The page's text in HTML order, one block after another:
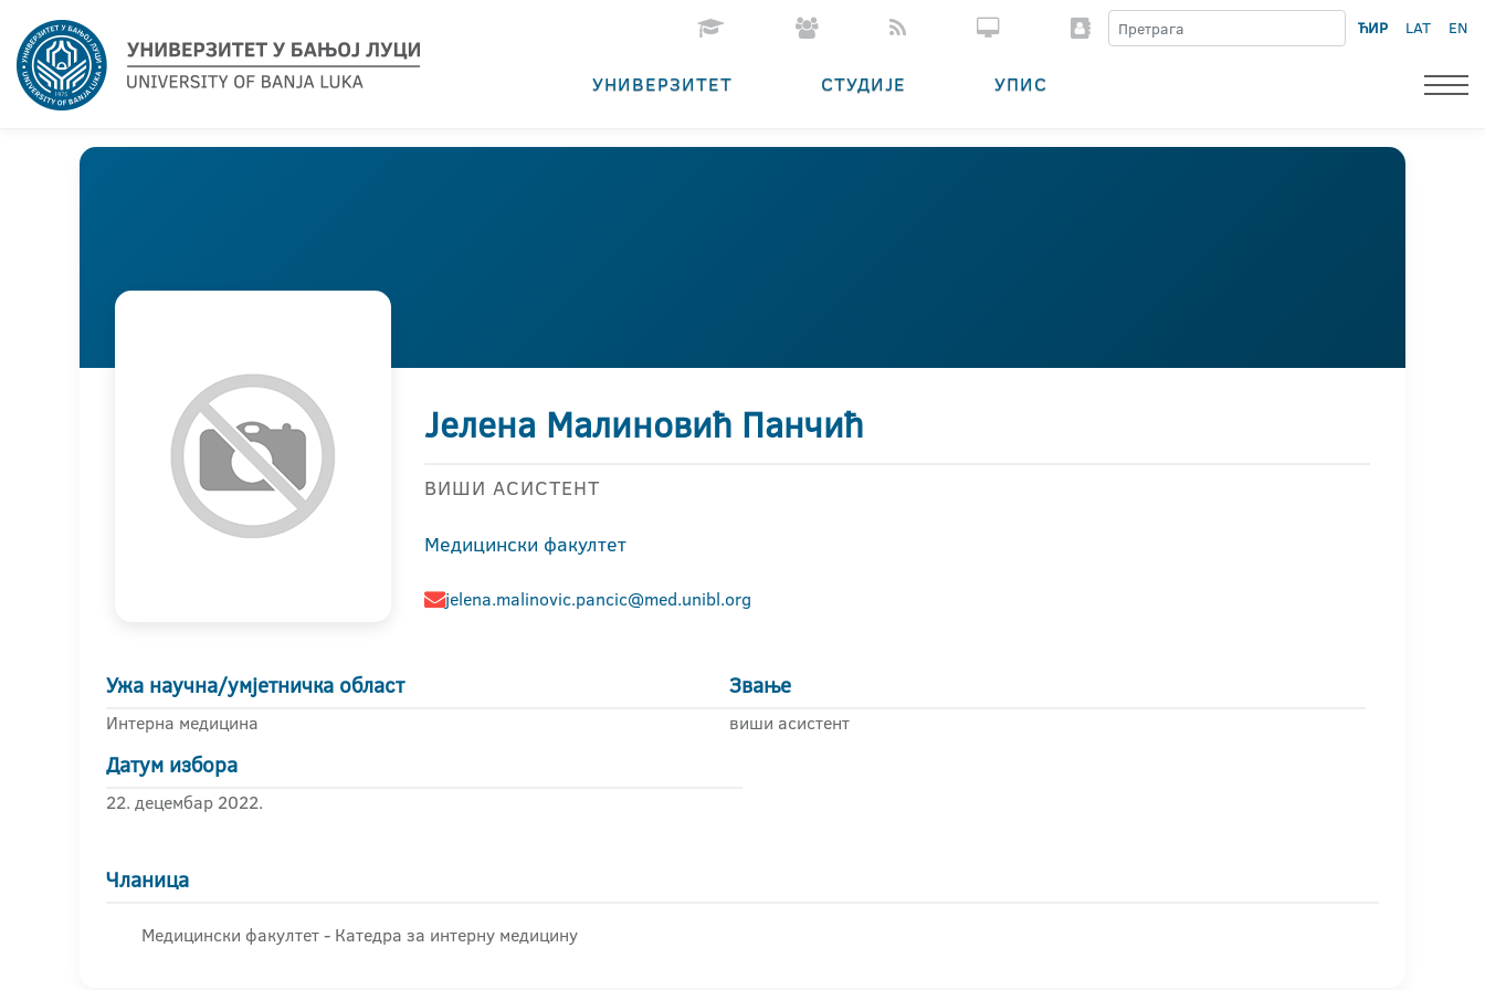
ЋИР LAT EN
УНИВЕРЗИТЕТ СТУДИЈЕ УПИС
Јелена Малиновић Панчић
ВИШИ АСИСТЕНТ
Медицински факултет
jelena.malinovic.pancic@med.unibl.org
Ужа научна/умјетничка област
Интерна медицина
Звање
виши асистент
Датум избора
22. децембар 2022.
Чланица
Медицински факултет - Катедра за интерну медицину